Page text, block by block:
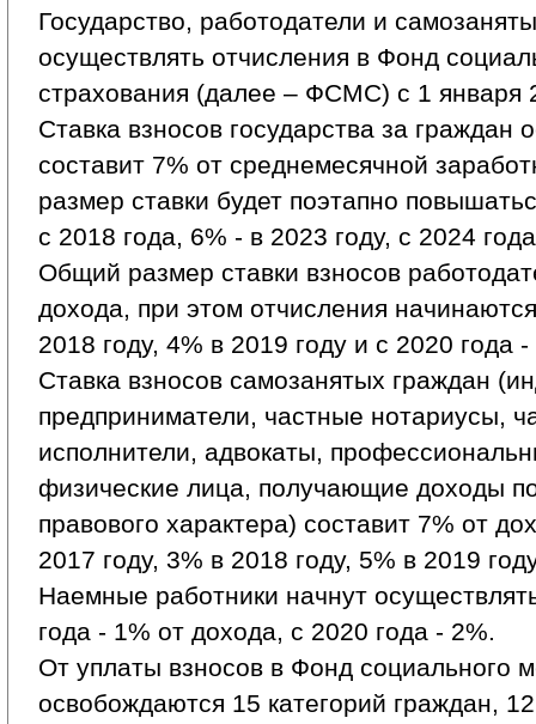
Государство, работодатели и
осуществлять отчисления в Фонд
страхования (далее – ФСМС) с 1 января
Ставка взносов государства за граждан
составит 7% от среднемесячной
размер ставки будет поэтапно
с 2018 года, 6% - в 2023 году, с 2024
Общий размер ставки взносов
дохода, при этом отчисления
2018 году, 4% в 2019 году и с 2020 года
Ставка взносов самозанятых граждан
предприниматели, частные нотариусы,
исполнители, адвокаты,
физические лица, получающие доходы
правового характера) составит 7% от
2017 году, 3% в 2018 году, 5% в 2019
Наемные работники начнут
года - 1% от дохода, с 2020 года - 2%.
От уплаты взносов в Фонд социального
освобождаются 15 категорий граждан,